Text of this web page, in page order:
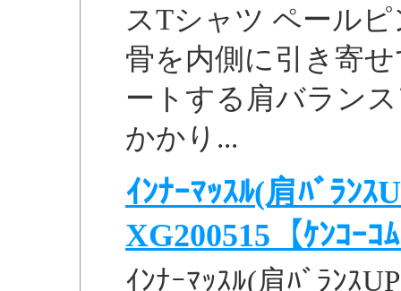
スTシャツ ペール
骨を内側に引き寄
ートする肩バラン
かかり...
ｲﾝﾅｰﾏｯｽﾙ(肩ﾊﾞﾗﾝｽ
XG200515【ｹﾝｺｰｺ
ｲﾝﾅｰﾏｯｽﾙ(肩ﾊﾞﾗﾝｽ